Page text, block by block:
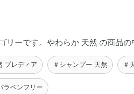
ーです。やわらか 天然 の商品
プレディア ＃シャンプー 天然 ＃
ラベンフリー